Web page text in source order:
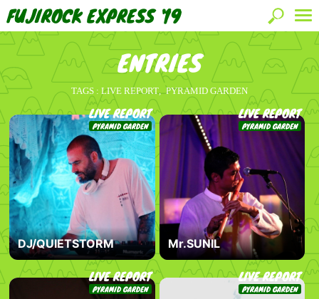
FUJIROCK EXPRESS '19
ENTRIES
TAGS :LIVE REPORT PYRAMID GARDEN
LIVE REPORT
PYRAMID GARDEN
DJ/QUIETSTORM
LIVE REPORT
PYRAMID GARDEN
Mr.SUNIL
LIVE REPORT
PYRAMID GARDEN
LIVE REPORT
PYRAMID GARDEN